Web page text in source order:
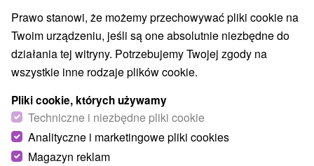
JASKINIE
Prawo stanowi, że możemy przechowywać pliki cookie na
Twoim urządzeniu, jeśli są one absolutnie niezbędne do
działania tej witryny. Potrzebujemy Twojej zgody na
wszystkie inne rodzaje plików cookie.
Pliki cookie, których używamy
Techniczne i niezbędne pliki cookie
Analityczne i marketingowe pliki cookies
Magazyn reklam